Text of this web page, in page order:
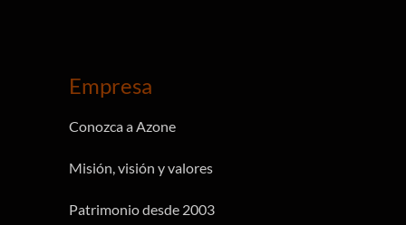
Empresa
Conozca a Azone
Misión, visión y valores
Patrimonio desde 2003